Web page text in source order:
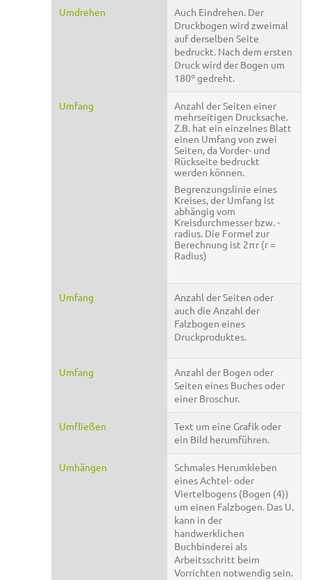
Umdrehen
Auch Eindrehen. Der
Druckbogen wird zweimal
auf derselben Seite
bedruckt. Nach dem ersten
Druck wird der Bogen um
180º gedreht.
Umfang
Anzahl der Seiten einer
mehrseitigen Drucksache.
Z.B. hat ein einzelnes Blatt
einen Umfang von zwei
Seiten, da Vorder- und
Rückseite bedruckt
werden können.
Begrenzungslinie eines
Kreises, der Umfang ist
abhängig vom
Kreisdurchmesser bzw. -
radius. Die Formel zur
Berechnung ist 2πr (r =
Radius)
Umfang
Anzahl der Seiten oder
auch die Anzahl der
Falzbogen eines
Druckproduktes.
Umfang
Anzahl der Bogen oder
Seiten eines Buches oder
einer Broschur.
Umfließen
Text um eine Grafik oder
ein Bild herumführen.
Umhängen
Schmales Herumkleben
eines Achtel- oder
Viertelbogens (Bogen (4))
um einen Falzbogen. Das U.
kann in der
handwerklichen
Buchbinderei als
Arbeitsschritt beim
Vorrichten notwendig sein.